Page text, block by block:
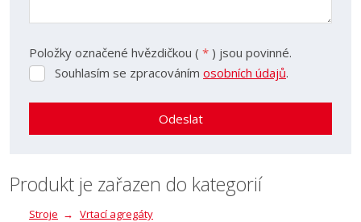
Položky označené hvězdičkou ( * ) jsou povinné.
Souhlasím
zpracováním
Souhlasím se zpracováním osobních údajů.
Odeslat
se
nepodařilo
Produkt je zařazen do kategorií
Stroje Vrtací agregáty